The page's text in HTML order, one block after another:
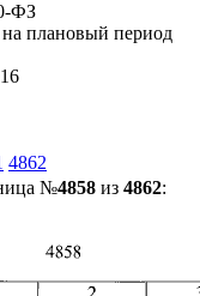
ФЗ
плановый период
4862
№4858из 4862: